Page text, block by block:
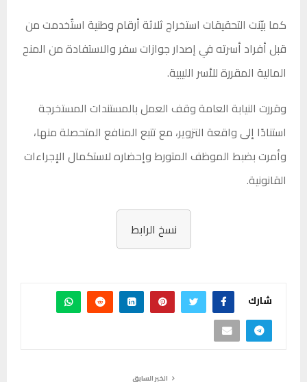
كما بيّنت التحقيقات استخراج ثلاثة أرقام وطنية استُخدمت من
قبل أفراد أسرته في إصدار جوازات سفر والاستفادة من المنح
المالية المقررة للأسر الليبية.
وقررت النيابة العامة وقف العمل بالمستندات المستخرجة
استنادًا إلى واقعة التزوير، مع تتبع المنافع المتحصلة منها،
وأمرت بضبط الموظف المتورط وإحضاره لاستكمال الإجراءات
القانونية.
نسخ الرابط
شارك
الخبر السابق